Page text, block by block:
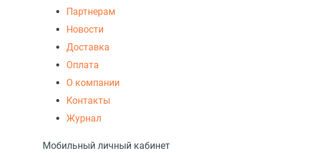
Партнерам
Новости
Доставка
Оплата
О компании
Контакты
Журнал
Мобильный личный кабинет